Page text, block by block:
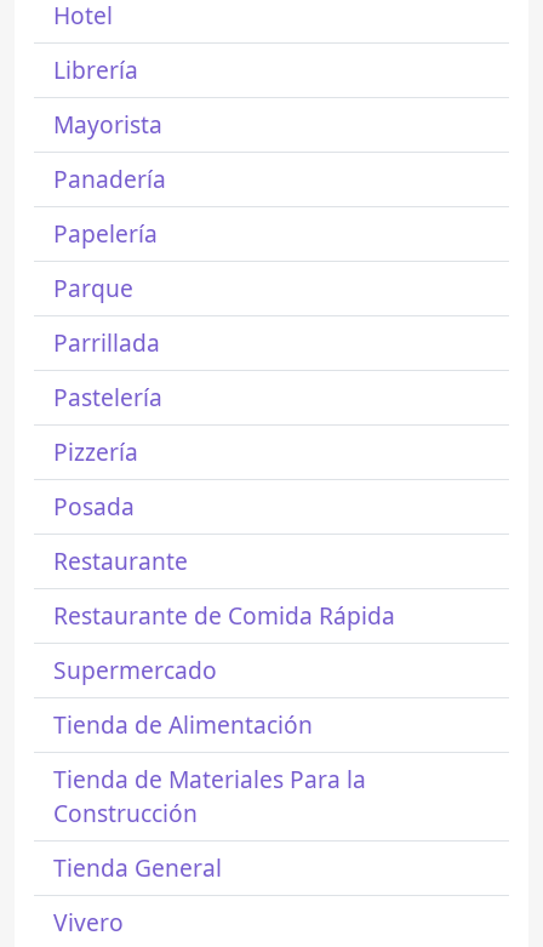
Hotel
Librería
Mayorista
Panadería
Papelería
Parque
Parrillada
Pastelería
Pizzería
Posada
Restaurante
Restaurante de Comida Rápida
Supermercado
Tienda de Alimentación
Tienda de Materiales Para la
Construcción
Tienda General
Vivero